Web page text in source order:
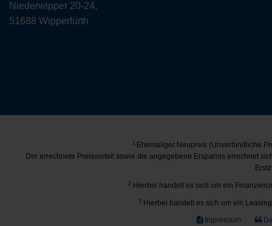
Niederwipper 20-24,
51688 Wipperfürth
1Ehemaliger Neupreis (Unverbindliche
Der errechnete Preisvorteil sowie die angegebene Ersparnis errechnet
2 Hierbei handelt es sich um ein
3 Hierbei handelt es sich um ein
Impressum